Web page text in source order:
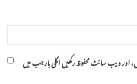
اور ویب سائٹ محفوظ رکھیں اگلی بار جب میں